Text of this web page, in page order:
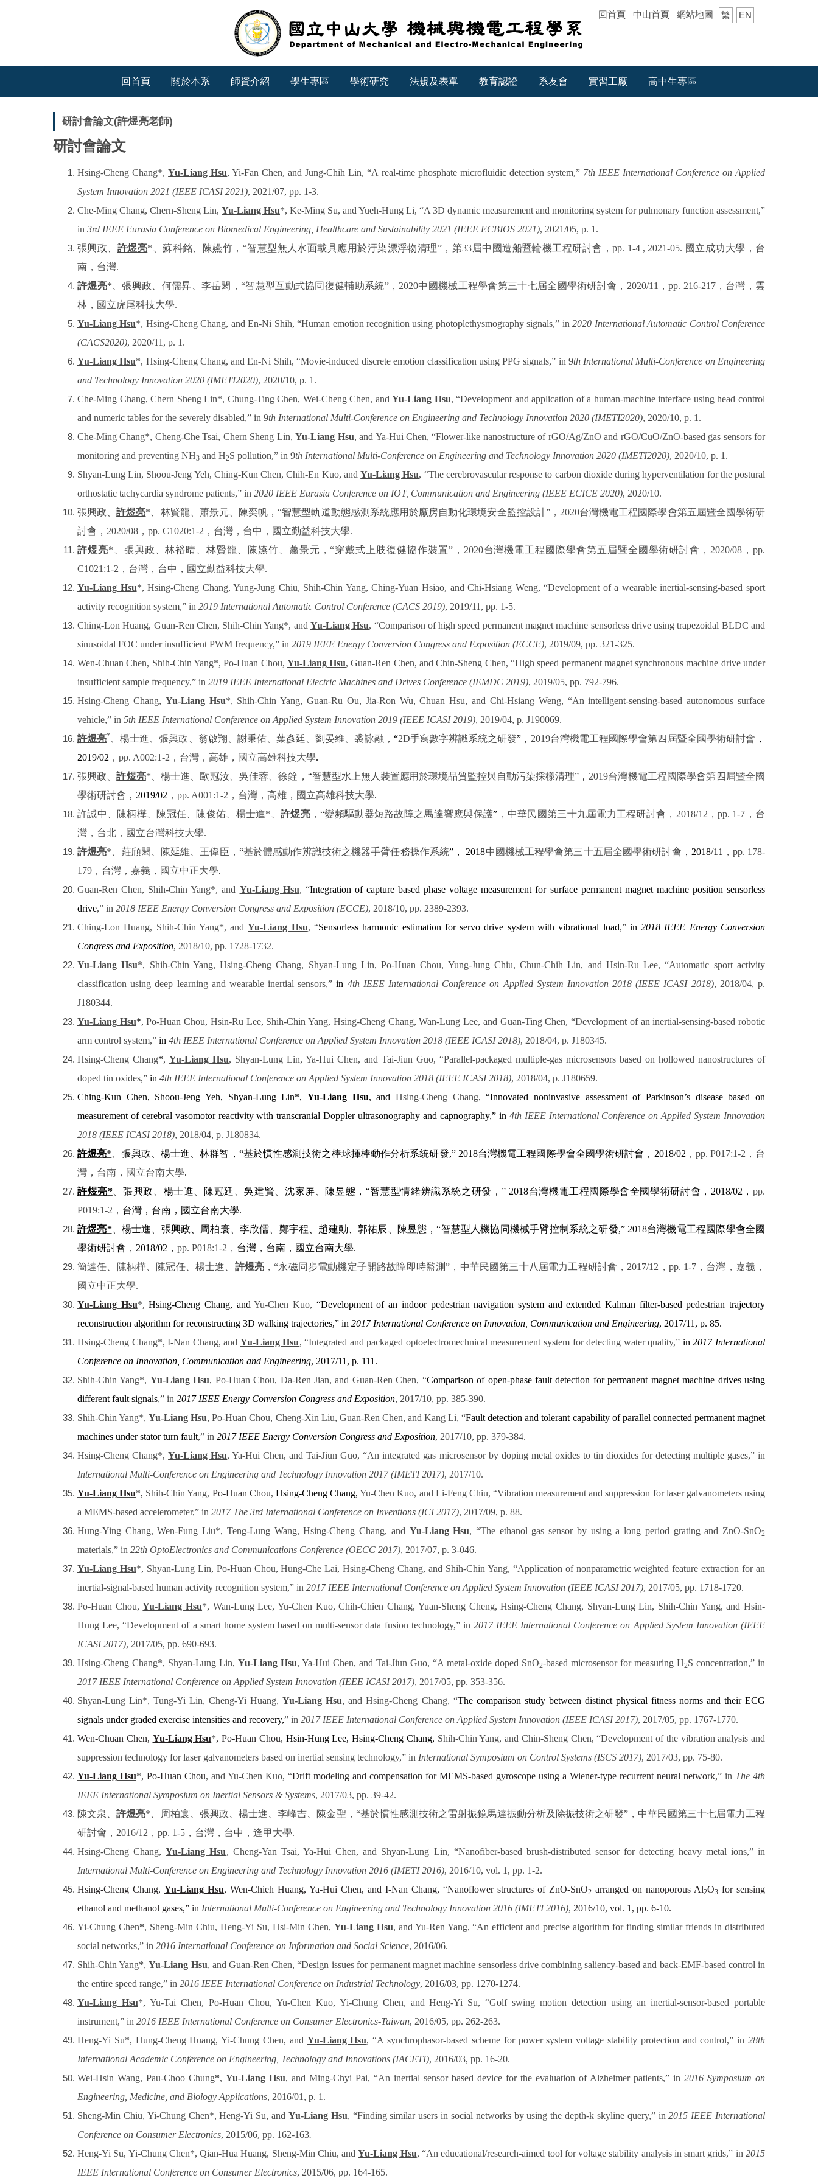
回首頁 中山首頁 網站地圖 繁 EN
回首頁 關於本系 師資介紹 學生專區 學術研究 法規及表單 教育認證 系友會 實習工廠 高中生專區
研討會論文(許煜亮老師)
研討會論文
Hsing-Cheng Chang*,Yu-Liang Hsu, Yi-Fan Chen, and Jung-Chih Lin, “A real-time phosphate microfluidic detection system,” 7th IEEE International Conference on Applied
System Innovation 2021 (IEEE ICASI 2021), 2021/07, pp. 1-3.
Che-Ming Chang, Chern-Sheng Lin, Yu-Liang Hsu*, Ke-Ming Su, and Yueh-Hung Li, “A 3D dynamic measurement and monitoring system for pulmonary function assessment,”
in 3rd IEEE Eurasia Conference on Biomedical Engineering, Healthcare and Sustainability 2021 (IEEE ECBIOS 2021), 2021/05, p. 1.
張興政、 許煜亮* 、蘇科銘、陳嬿竹 ， “智慧型無人水面載具應用於汙染漂浮物清理”，第33屆中國造船暨輪機工程研討會 ，pp. 1-4 , 2021-05. 國立成功大學，台
南，台灣.
許煜亮* 、張興政 、何儒昇、李岳閎，“智慧型互動式協同復健輔助系統”， 2020中國機械工程學會第三十七屆全國學術研討會， 2020/11 ，pp. 216-217，台灣，雲
林，國立虎尾科技大學.
Yu-Liang Hsu*, Hsing-Cheng Chang, and En-Ni Shih, “Human emotion recognition using photoplethysmography signals,” in2020 International Automatic Control Conference
(CACS2020), 2020/11, p. 1.
Yu-Liang Hsu*, Hsing-Cheng Chang, and En-Ni Shih, “Movie-induced discrete emotion classification using PPG signals,” in 9th International Multi-Conference on Engineering
and Technology Innovation 2020 (IMETI2020), 2020/10, p. 1.
Che-Ming Chang, Chern Sheng Lin*, Chung-Ting Chen, Wei-Cheng Chen, andYu-Liang Hsu, “Development and application of a human-machine interface using head control
and numeric tables for the severely disabled,” in 9th International Multi-Conference on Engineering and Technology Innovation 2020 (IMETI2020), 2020/10, p. 1.
Che-Ming Chang*, Cheng-Che Tsai, Chern Sheng Lin,Yu-Liang Hsu, and Ya-Hui Chen, “Flower-like nanostructure of rGO/Ag/ZnO and rGO/CuO/ZnO-based gas sensors for
monitoring and preventing NH3 and H2S pollution,” in 9th International Multi-Conference on Engineering and Technology Innovation 2020 (IMETI2020), 2020/10, p. 1.
Shyan-Lung Lin, Shoou-Jeng Yeh, Ching-Kun Chen, Chih-En Kuo, andYu-Liang Hsu, “The cerebrovascular response to carbon dioxide during hyperventilation for the postural
orthostatic tachycardia syndrome patients,” in 2020 IEEE Eurasia Conference on IOT, Communication and Engineering (IEEE ECICE 2020), 2020/10.
張興政、許煜亮* 、林賢龍、蕭景元、陳奕帆，“智慧型軌道動態感測系統應用於廠房自動化環境安全監控設計”， 2020台灣機電工程國際學會第五屆暨全國學術研
討會， 2020/08 ， pp. C1020:1-2 ，台灣，台中，國立勤益科技大學.
許煜亮* 、張興政、林裕晴、林賢龍、陳嬿竹、蕭景元，“穿戴式上肢復健協作裝置”， 2020台灣機電工程國際學會第五屆暨全國學術研討會， 2020/08 ， pp.
C1021:1-2 ，台灣，台中，國立勤益科技大學.
Yu-Liang Hsu*, Hsing-Cheng Chang, Yung-Jung Chiu, Shih-Chin Yang, Ching-Yuan Hsiao, and Chi-Hsiang Weng, “Development of a wearable inertial-sensing-based sport
activity recognition system,” in 2019 International Automatic Control Conference (CACS 2019), 2019/11, pp. 1-5.
Ching-Lon Huang, Guan-Ren Chen, Shih-Chin Yang*, and Yu-Liang Hsu, “Comparison of high speed permanent magnet machine sensorless drive using trapezoidal BLDC and
sinusoidal FOC under insufficient PWM frequency,” in 2019 IEEE Energy Conversion Congress and Exposition (ECCE), 2019/09, pp. 321-325.
Wen-Chuan Chen, Shih-Chin Yang*, Po-Huan Chou, Yu-Liang Hsu, Guan-Ren Chen, and Chin-Sheng Chen, “High speed permanent magnet synchronous machine drive under
insufficient sample frequency,” in 2019 IEEE International Electric Machines and Drives Conference (IEMDC 2019), 2019/05, pp. 792-796.
Hsing-Cheng Chang, Yu-Liang Hsu*, Shih-Chin Yang, Guan-Ru Ou, Jia-Ron Wu, Chuan Hsu, and Chi-Hsiang Weng, “An intelligent-sensing-based autonomous surface
vehicle,” in 5th IEEE International Conference on Applied System Innovation 2019 (IEEE ICASI 2019), 2019/04, p. J190069.
許煜亮* 、楊士進、張興政、翁啟翔、謝秉佑、葉彥廷、劉晏維、裘詠融， “2D手寫數字辨識系統之研發”， 2019台灣機電工程國際學會第四屆暨全國學術研討會 ，
2019/02 ， pp. A002:1-2 ，台灣，高雄，國立高雄科技大學.
張興政、許煜亮* 、楊士進、歐冠汝、吳佳蓉、徐銓， “智慧型水上無人裝置應用於環境品質監控與自動污染採樣清理” ， 2019台灣機電工程國際學會第四屆暨全國
學術研討會 ， 2019/02 ， pp. A001:1-2 ，台灣，高雄，國立高雄科技大學.
許誠中、陳柄樺、陳冠任、陳俊佑、楊士進* 許煜亮，“變頻驅動器短路故障之馬達響應與保護” ，中華民國第三十九屆電力工程研討會， 2018/12 ，pp. 1-7 ，台
灣，台北，國立台灣科技大學.
許煜亮* 、莊頎閎、陳延維、王偉臣 ， “基於體感動作辨識技術之機器手臂任務操作系統” ， 2018中國機械工程學會第三十五屆全國學術研討會 ， 2018/11 ， pp. 178-
179 ，台灣，嘉義，國立中正大學.
Guan-Ren Chen, Shih-Chin Yang*, and Yu-Liang Hsu, “Integration of capture based phase voltage measurement for surface permanent magnet machine position sensorless
drive,” in 2018 IEEE Energy Conversion Congress and Exposition (ECCE), 2018/10, pp. 2389-2393.
Ching-Lon Huang, Shih-Chin Yang*, andYu-Liang Hsu, “Sensorless harmonic estimation for servo drive system with vibrational load,” in 2018 IEEE Energy Conversion
Congress and Exposition, 2018/10, pp. 1728-1732.
Yu-Liang Hsu*, Shih-Chin Yang, Hsing-Cheng Chang, Shyan-Lung Lin, Po-Huan Chou, Yung-Jung Chiu, Chun-Chih Lin, and Hsin-Ru Lee, “Automatic sport activity
classification using deep learning and wearable inertial sensors,”in 4th IEEE International Conference on Applied System Innovation 2018 (IEEE ICASI 2018), 2018/04, p.
J180344.
Yu-Liang Hsu*, Po-Huan Chou, Hsin-Ru Lee, Shih-Chin Yang, Hsing-Cheng Chang, Wan-Lung Lee, and Guan-Ting Chen, “Development of an inertial-sensing-based robotic
arm control system,” in 4th IEEE International Conference on Applied System Innovation 2018 (IEEE ICASI 2018), 2018/04, p. J180345.
Hsing-Cheng Chang*, Yu-Liang Hsu, Shyan-Lung Lin, Ya-Hui Chen, and Tai-Jiun Guo, “Parallel-packaged multiple-gas microsensors based on hollowed nanostructures of
doped tin oxides,” in 4th IEEE International Conference on Applied System Innovation 2018 (IEEE ICASI 2018), 2018/04, p. J180659.
Ching-Kun Chen, Shoou-Jeng Yeh, Shyan-Lung Lin*, Yu-Liang Hsu, andHsing-Cheng Chang,“Innovated noninvasive assessment of Parkinson’s disease based on
measurement of cerebral vasomotor reactivity with transcranial Doppler ultrasonography and capnography,” in 4th IEEE International Conference on Applied System Innovation
2018 (IEEE ICASI 2018), 2018/04, p. J180834.
許煜亮* 、張興政、楊士進、林群智， “基於慣性感測技術之棒球揮棒動作分析系統研發,” 2018台灣機電工程國際學會全國學術研討會， 2018/02 ， pp. P017:1-2 ，台
灣，台南，國立台南大學.
許煜亮*、張興政、楊士進、陳冠廷、吳建賢、沈家屏、陳昱態， “智慧型情緒辨識系統之研發，” 2018台灣機電工程國際學會全國學術研討會， 2018/02 ，pp.
P019:1-2 ， 台灣，台南，國立台南大學.
許煜亮*、楊士進、張興政、周柏寰、李欣儒、鄭宇程、趙建勛、郭祐辰、陳昱態，“智慧型人機協同機械手臂控制系統之研發,”2018台灣機電工程國際學會全國
學術研討會， 2018/02 ， pp. P018:1-2 ， 台灣，台南，國立台南大學.
簡達任、陳柄樺、陳冠任、楊士進、 許煜亮 ，“永磁同步電動機定子開路故障即時監測” ，中華民國第三十八屆電力工程研討會， 2017/12 ， pp. 1-7，台灣，嘉義，
國立中正大學.
Yu-Liang Hsu*,Hsing-Cheng Chang, andYu-Chen Kuo, “Development of an indoor pedestrian navigation system and extended Kalman filter-based pedestrian trajectory
reconstruction algorithm for reconstructing 3D walking trajectories,” in 2017 International Conference on Innovation, Communication and Engineering, 2017/11, p. 85.
Hsing-Cheng Chang*, I-Nan Chang, and Yu-Liang Hsu, “Integrated and packaged optoelectromechnical measurement system for detecting water quality,” in2017 International
Conference on Innovation, Communication and Engineering, 2017/11, p. 111.
Shih-Chin Yang*, Yu-Liang Hsu, Po-Huan Chou, Da-Ren Jian, and Guan-Ren Chen, “Comparison of open-phase fault detection for permanent magnet machine drives using
different fault signals,” in 2017 IEEE Energy Conversion Congress and Exposition, 2017/10, pp. 385-390.
Shih-Chin Yang*,Yu-Liang Hsu, Po-Huan Chou, Cheng-Xin Liu, Guan-Ren Chen, and Kang Li, “Fault detection and tolerant capability of parallel connected permanent magnet
machines under stator turn fault,” in 2017 IEEE Energy Conversion Congress and Exposition, 2017/10, pp. 379-384.
Hsing-Cheng Chang*,Yu-Liang Hsu, Ya-Hui Chen, and Tai-Jiun Guo, “An integrated gas microsensor by doping metal oxides to tin dioxides for detecting multiple gases,” in
International Multi-Conference on Engineering and Technology Innovation 2017 (IMETI 2017), 2017/10.
Yu-Liang Hsu*, Shih-Chin Yang, Po-Huan Chou, Hsing-Cheng Chang,Yu-Chen Kuo, and Li-Feng Chiu, “Vibration measurement and suppression for laser galvanometers using
a MEMS-based accelerometer,” in 2017 The 3rd International Conference on Inventions (ICI 2017), 2017/09, p. 88.
Hung-Ying Chang, Wen-Fung Liu*, Teng-Lung Wang, Hsing-Cheng Chang, and Yu-Liang Hsu, “The ethanol gas sensor by using a long period grating and ZnO-SnO2
materials,” in 22th OptoElectronics and Communications Conference (OECC 2017), 2017/07, p. 3-046.
Yu-Liang Hsu*, Shyan-Lung Lin, Po-Huan Chou, Hung-Che Lai, Hsing-Cheng Chang, and Shih-Chin Yang, “Application of nonparametric weighted feature extraction for an
inertial-signal-based human activity recognition system,” in 2017 IEEE International Conference on Applied System Innovation (IEEE ICASI 2017), 2017/05, pp. 1718-1720.
Po-Huan Chou,Yu-Liang Hsu*, Wan-Lung Lee, Yu-Chen Kuo, Chih-Chien Chang, Yuan-Sheng Cheng, Hsing-Cheng Chang, Shyan-Lung Lin, Shih-Chin Yang, and Hsin-
Hung Lee, “Development of a smart home system based on multi-sensor data fusion technology,” in 2017 IEEE International Conference on Applied System Innovation (IEEE
ICASI 2017), 2017/05, pp. 690-693.
Hsing-Cheng Chang*, Shyan-Lung Lin, Yu-Liang Hsu, Ya-Hui Chen, and Tai-Jiun Guo, “A metal-oxide doped SnO2-based microsensor for measuring H2S concentration,” in
2017 IEEE International Conference on Applied System Innovation (IEEE ICASI 2017), 2017/05, pp. 353-356.
Shyan-Lung Lin*, Tung-Yi Lin, Cheng-Yi Huang,Yu-Liang Hsu, and Hsing-Cheng Chang, “The comparison study between distinct physical fitness norms and their ECG
signals under graded exercise intensities and recovery,” in 2017 IEEE International Conference on Applied System Innovation (IEEE ICASI 2017), 2017/05, pp. 1767-1770.
Wen-Chuan Chen, Yu-Liang Hsu*, Po-Huan Chou, Hsin-Hung Lee, Hsing-Cheng Chang, Shih-Chin Yang, and Chin-Sheng Chen, “Development of the vibration analysis and
suppression technology for laser galvanometers based on inertial sensing technology,” in International Symposium on Control Systems (ISCS 2017), 2017/03, pp. 75-80.
Yu-Liang Hsu*, Po-Huan Chou, and Yu-Chen Kuo, “Drift modeling and compensation for MEMS-based gyroscope using a Wiener-type recurrent neural network,” in The 4th
IEEE International Symposium on Inertial Sensors & Systems, 2017/03, pp. 39-42.
陳文泉、許煜亮* 、周柏寰、張興政、楊士進、李峰吉、陳金聖， “基於慣性感測技術之雷射振鏡馬達振動分析及除振技術之研發” ，中華民國第三十七屆電力工程
研討會， 2016/12 ， pp. 1-5 ，台灣，台中，逢甲大學.
Hsing-Cheng Chang,Yu-Liang Hsu, Cheng-Yan Tsai, Ya-Hui Chen, and Shyan-Lung Lin, “Nanofiber-based brush-distributed sensor for detecting heavy metal ions,” in
International Multi-Conference on Engineering and Technology Innovation 2016 (IMETI 2016), 2016/10, vol. 1, pp. 1-2.
Hsing-Cheng Chang, Yu-Liang Hsu, Wen-Chieh Huang, Ya-Hui Chen, and I-Nan Chang, “Nanoflower structures of ZnO-SnO2 arranged on nanoporous Al2O3 for sensing
ethanol and methanol gases,” in International Multi-Conference on Engineering and Technology Innovation 2016 (IMETI 2016), 2016/10, vol. 1, pp. 6-10.
Yi-Chung Chen*, Sheng-Min Chiu, Heng-Yi Su, Hsi-Min Chen, Yu-Liang Hsu, and Yu-Ren Yang, “An efficient and precise algorithm for finding similar friends in distributed
social networks,” in 2016 International Conference on Information and Social Science, 2016/06.
Shih-Chin Yang*,Yu-Liang Hsu, and Guan-Ren Chen, “Design issues for permanent magnet machine sensorless drive combining saliency-based and back-EMF-based control in
the entire speed range,” in 2016 IEEE International Conference on Industrial Technology, 2016/03, pp. 1270-1274.
Yu-Liang Hsu*, Yu-Tai Chen, Po-Huan Chou, Yu-Chen Kuo, Yi-Chung Chen, and Heng-Yi Su, “Golf swing motion detection using an inertial-sensor-based portable
instrument,” in 2016 IEEE International Conference on Consumer Electronics-Taiwan, 2016/05, pp. 262-263.
Heng-Yi Su*, Hung-Cheng Huang, Yi-Chung Chen, and Yu-Liang Hsu, “A synchrophasor-based scheme for power system voltage stability protection and control,” in28th
International Academic Conference on Engineering, Technology and Innovations (IACETI), 2016/03, pp. 16-20.
Wei-Hsin Wang, Pau-Choo Chung*, Yu-Liang Hsu, and Ming-Chyi Pai, “An inertial sensor based device for the evaluation of Alzheimer patients,” in 2016 Symposium on
Engineering, Medicine, and Biology Applications, 2016/01, p. 1.
Sheng-Min Chiu, Yi-Chung Chen*, Heng-Yi Su, and Yu-Liang Hsu, “Finding similar users in social networks by using the depth-k skyline query,”in2015 IEEE International
Conference on Consumer Electronics, 2015/06, pp. 162-163.
Heng-Yi Su, Yi-Chung Chen*, Qian-Hua Huang, Sheng-Min Chiu, andYu-Liang Hsu, “An educational/research-aimed tool for voltage stability analysis in smart grids,” in2015
IEEE International Conference on Consumer Electronics, 2015/06, pp. 164-165.